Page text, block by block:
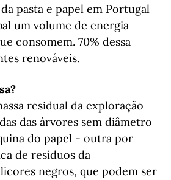
pasta e papel em Portugal
um volume de energia
consomem. 70% dessa
renováveis.
residual da exploração
das árvores sem diâmetro
do papel - outra por
de resíduos da
negros, que podem ser